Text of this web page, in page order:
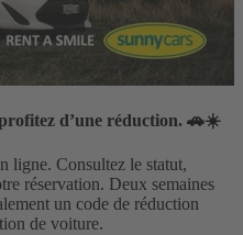
d’une réduction. 🚗☀️
ligne. Consultez le statut,
réservation. Deux semaines
un code de réduction
de voiture.